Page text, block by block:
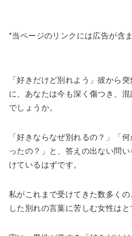
*当ページのリンクには広告が含
「好きだけど別れよう」彼から
に、あなたは今も深く傷つき、
でしょうか。
「好きならなぜ別れるの？」「
ったの？」と、答えの出ない問
けているはずです。
私がこれまで受けてきた数多く
した別れの言葉に苦しむ女性はと